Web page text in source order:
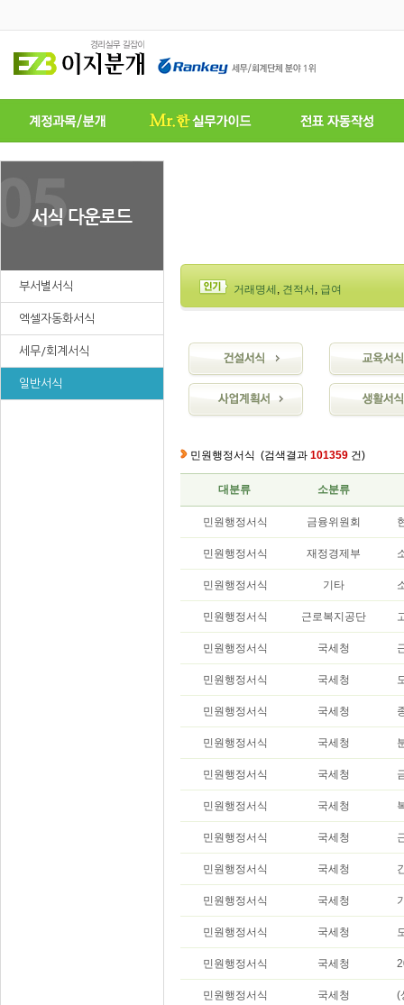
부서별서식
엑셀자동화서식
세무/회계서식
일반서식
거래명세 , 견적서 , 급여
민원행정서식 (검색결과 101359 건)
대분류 소분류
민원행정서식 금융위원회
민원행정서식 재정경제부
민원행정서식 기타
민원행정서식 근로복지공단
민원행정서식 국세청
민원행정서식 국세청
민원행정서식 국세청
민원행정서식 국세청
민원행정서식 국세청
민원행정서식 국세청
민원행정서식 국세청
민원행정서식 국세청
민원행정서식 국세청
민원행정서식 국세청
민원행정서식 국세청
민원행정서식 국세청 (